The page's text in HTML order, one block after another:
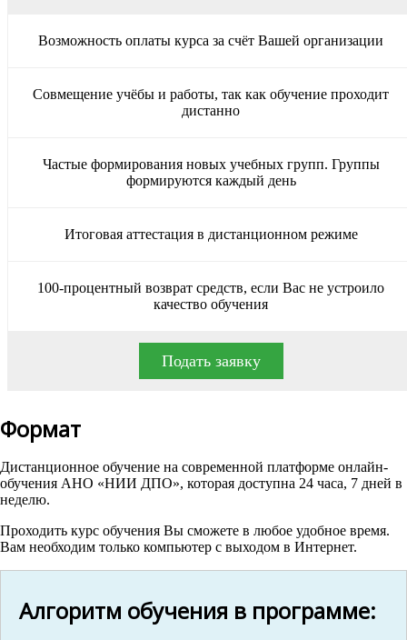
Возможность оплаты курса за счёт Вашей организации
Совмещение учёбы и работы, так как обучение проходит
дистанно
Частые формирования новых учебных групп. Группы
формируются каждый день
Итоговая аттестация в дистанционном режиме
100-процентный возврат средств, если Вас не устроило
качество обучения
Подать заявку
Формат
Дистанционное обучение на современной платформе онлайн-
обучения АНО «НИИ ДПО», которая доступна 24 часа, 7 дней в
неделю.
Проходить курс обучения Вы сможете в любое удобное время.
Вам необходим только компьютер с выходом в Интернет.
Алгоритм обучения в программе: